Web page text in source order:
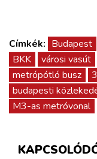
Címkék: Budapest
BKK
városi vasút
metrópótló busz
budapesti
M3-as metróvonal